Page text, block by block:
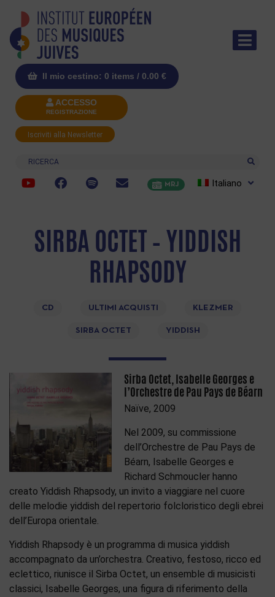
Il mio cestino: 0 items / 0.00 €
ACCESSO
REGISTRAZIONE
Iscriviti alla Newsletter
Ricerca
MRJ Italiano
SIRBA OCTET – YIDDISH
RHAPSODY
CD ULTIMI ACQUISTI KLEZMER
SIRBA OCTET YIDDISH
Sirba Octet, Isabelle Georges e
l’Orchestre de Pau Pays de Béarn
Naïve, 2009
Nel 2009, su commissione
dell’Orchestre de Pau Pays de
Béarn, Isabelle Georges e
Richard Schmoucler hanno
creato Yiddish Rhapsody, un invito a viaggiare nel cuore
delle melodie yiddish del repertorio folcloristico degli ebrei
dell’Europa orientale.
Yiddish Rhapsody è un programma di musica yiddish
accompagnato da un’orchestra. Creativo, festoso, ricco ed
eclettico, riunisce il Sirba Octet, un ensemble di musicisti
classici, Isabelle Georges, una figura di riferimento della